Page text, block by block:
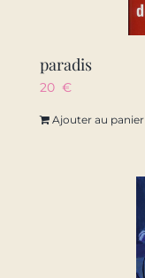
paradis
20 €
Ajouter au panier